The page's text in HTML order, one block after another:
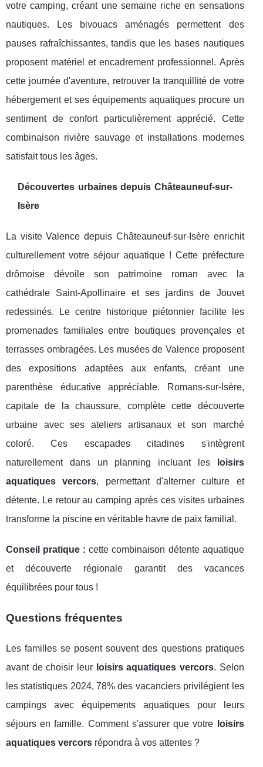
votre camping, créant une semaine riche en sensations
nautiques. Les bivouacs aménagés permettent des
pauses rafraîchissantes, tandis que les bases nautiques
proposent matériel et encadrement professionnel. Après
cette journée d'aventure, retrouver la tranquillité de votre
hébergement et ses équipements aquatiques procure un
sentiment de confort particulièrement apprécié. Cette
combinaison rivière sauvage et installations modernes
satisfait tous les âges.
Découvertes urbaines depuis Châteauneuf-sur-
Isère
La visite Valence depuis Châteauneuf-sur-Isère enrichit
culturellement votre séjour aquatique ! Cette préfecture
drômoise dévoile son patrimoine roman avec la
cathédrale Saint-Apollinaire et ses jardins de Jouvet
redessinés. Le centre historique piétonnier facilite les
promenades familiales entre boutiques provençales et
terrasses ombragées. Les musées de Valence proposent
des expositions adaptées aux enfants, créant une
parenthèse éducative appréciable. Romans-sur-Isère,
capitale de la chaussure, complète cette découverte
urbaine avec ses ateliers artisanaux et son marché
coloré. Ces escapades citadines s'intègrent
naturellement dans un planning incluant les
loisirs
aquatiques vercors, permettant d'alterner culture et
détente. Le retour au camping après ces visites urbaines
transforme la piscine en véritable havre de paix familial.
Conseil pratique : cette combinaison détente aquatique
et découverte régionale garantit des vacances
équilibrées pour tous !
Questions fréquentes
Les familles se posent souvent des questions pratiques
avant de choisir leur loisirs aquatiques vercors. Selon
les statistiques 2024, 78% des vacanciers privilégient les
campings avec équipements aquatiques pour leurs
séjours en famille. Comment s'assurer que votre
loisirs
aquatiques vercors répondra à vos attentes ?